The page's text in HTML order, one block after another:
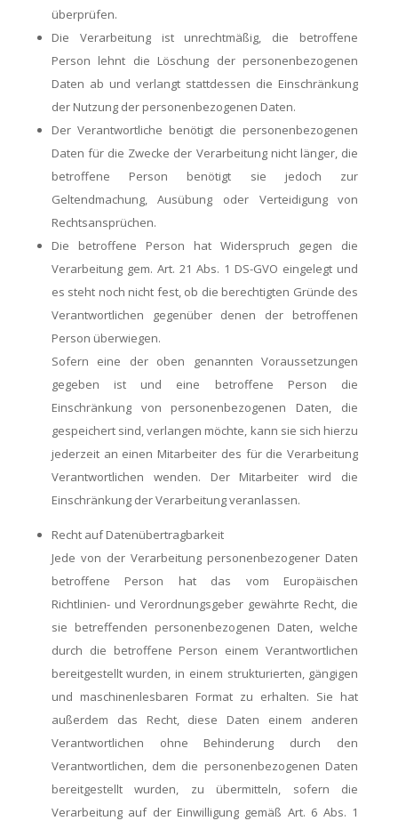
überprüfen.
Die Verarbeitung ist unrechtmäßig, die betroffene
Person lehnt die Löschung der personenbezogenen
Daten ab und verlangt stattdessen die Einschränkung
der Nutzung der personenbezogenen Daten.
Der Verantwortliche benötigt die personenbezogenen
Daten für die Zwecke der Verarbeitung nicht länger, die
betroffene Person benötigt sie jedoch zur
Geltendmachung, Ausübung oder Verteidigung von
Rechtsansprüchen.
Die betroffene Person hat Widerspruch gegen die
Verarbeitung gem. Art. 21 Abs. 1 DS-GVO eingelegt und
es steht noch nicht fest, ob die berechtigten Gründe des
Verantwortlichen gegenüber denen der betroffenen
Person überwiegen.
Sofern eine der oben genannten Voraussetzungen
gegeben ist und eine betroffene Person die
Einschränkung von personenbezogenen Daten, die
gespeichert sind, verlangen möchte, kann sie sich hierzu
jederzeit an einen Mitarbeiter des für die Verarbeitung
Verantwortlichen wenden. Der Mitarbeiter wird die
Einschränkung der Verarbeitung veranlassen.
Recht auf Datenübertragbarkeit
Jede von der Verarbeitung personenbezogener Daten
betroffene Person hat das vom Europäischen
Richtlinien- und Verordnungsgeber gewährte Recht, die
sie betreffenden personenbezogenen Daten, welche
durch die betroffene Person einem Verantwortlichen
bereitgestellt wurden, in einem strukturierten, gängigen
und maschinenlesbaren Format zu erhalten. Sie hat
außerdem das Recht, diese Daten einem anderen
Verantwortlichen ohne Behinderung durch den
Verantwortlichen, dem die personenbezogenen Daten
bereitgestellt wurden, zu übermitteln, sofern die
Verarbeitung auf der Einwilligung gemäß Art. 6 Abs. 1